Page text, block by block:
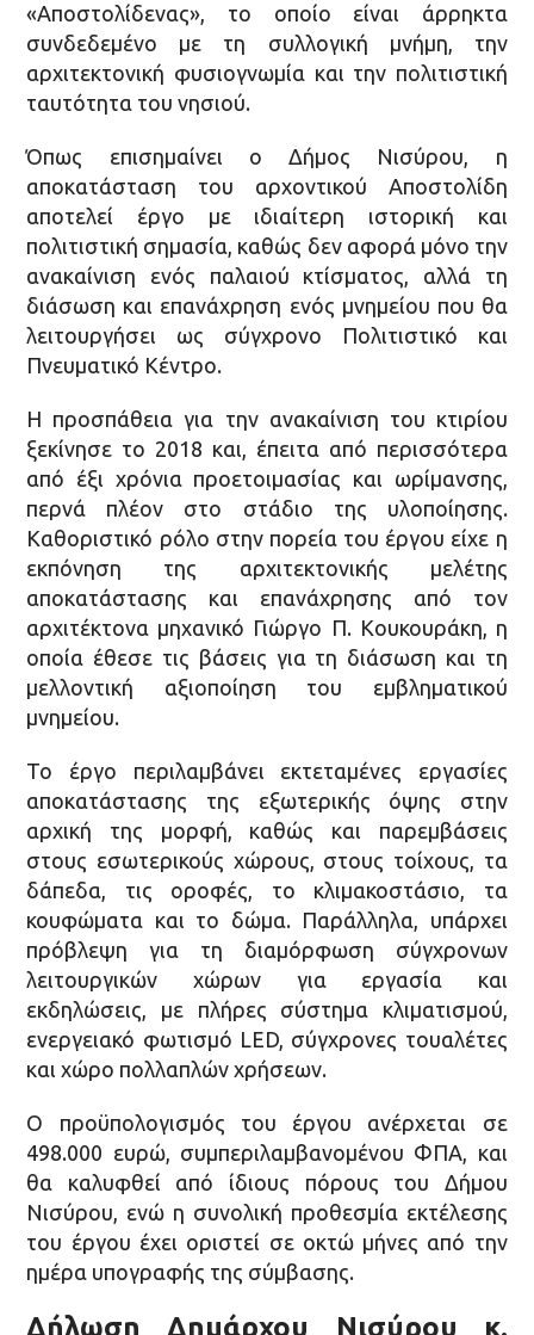
«Αποστολίδενας», το οποίο είναι άρρηκτα
συνδεδεμένο με τη συλλογική μνήμη, την
αρχιτεκτονική φυσιογνωμία και την πολιτιστική
ταυτότητα του νησιού.
Όπως επισημαίνει ο Δήμος Νισύρου, η
αποκατάσταση του αρχοντικού Αποστολίδη
αποτελεί έργο με ιδιαίτερη ιστορική και
πολιτιστική σημασία, καθώς δεν αφορά μόνο την
ανακαίνιση ενός παλαιού κτίσματος, αλλά τη
διάσωση και επανάχρηση ενός μνημείου που θα
λειτουργήσει ως σύγχρονο Πολιτιστικό και
Πνευματικό Κέντρο.
Η προσπάθεια για την ανακαίνιση του κτιρίου
ξεκίνησε το 2018 και, έπειτα από περισσότερα
από έξι χρόνια προετοιμασίας και ωρίμανσης,
περνά πλέον στο στάδιο της υλοποίησης.
Καθοριστικό ρόλο στην πορεία του έργου είχε η
εκπόνηση της αρχιτεκτονικής μελέτης
αποκατάστασης και επανάχρησης από τον
αρχιτέκτονα μηχανικό Γιώργο Π. Κουκουράκη, η
οποία έθεσε τις βάσεις για τη διάσωση και τη
μελλοντική αξιοποίηση του εμβληματικού
μνημείου.
Το έργο περιλαμβάνει εκτεταμένες εργασίες
αποκατάστασης της εξωτερικής όψης στην
αρχική της μορφή, καθώς και παρεμβάσεις
στους εσωτερικούς χώρους, στους τοίχους, τα
δάπεδα, τις οροφές, το κλιμακοστάσιο, τα
κουφώματα και το δώμα. Παράλληλα, υπάρχει
πρόβλεψη για τη διαμόρφωση σύγχρονων
λειτουργικών χώρων για εργασία και
εκδηλώσεις, με πλήρες σύστημα κλιματισμού,
ενεργειακό φωτισμό LED, σύγχρονες τουαλέτες
και χώρο πολλαπλών χρήσεων.
Ο προϋπολογισμός του έργου ανέρχεται σε
498.000 ευρώ, συμπεριλαμβανομένου ΦΠΑ, και
θα καλυφθεί από ίδιους πόρους του Δήμου
Νισύρου, ενώ η συνολική προθεσμία εκτέλεσης
του έργου έχει οριστεί σε οκτώ μήνες από την
ημέρα υπογραφής της σύμβασης.
Δήλωση Δημάρχου Νισύρου κ.